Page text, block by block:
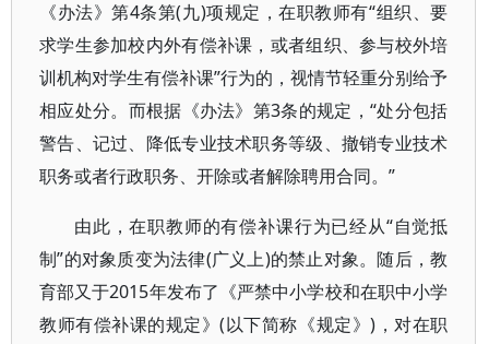
《办法》第4条第(九)项规定，在职教师有“组织、要
求学生参加校内外有偿补课，或者组织、参与校外培
训机构对学生有偿补课”行为的，视情节轻重分别给予
相应处分。而根据《办法》第3条的规定，“处分包括
警告、记过、降低专业技术职务等级、撤销专业技术
职务或者行政职务、开除或者解除聘用合同。”
由此，在职教师的有偿补课行为已经从“自觉抵
制”的对象质变为法律(广义上)的禁止对象。随后，教
育部又于2015年发布了《严禁中小学校和在职中小学
教师有偿补课的规定》(以下简称《规定》)，对在职